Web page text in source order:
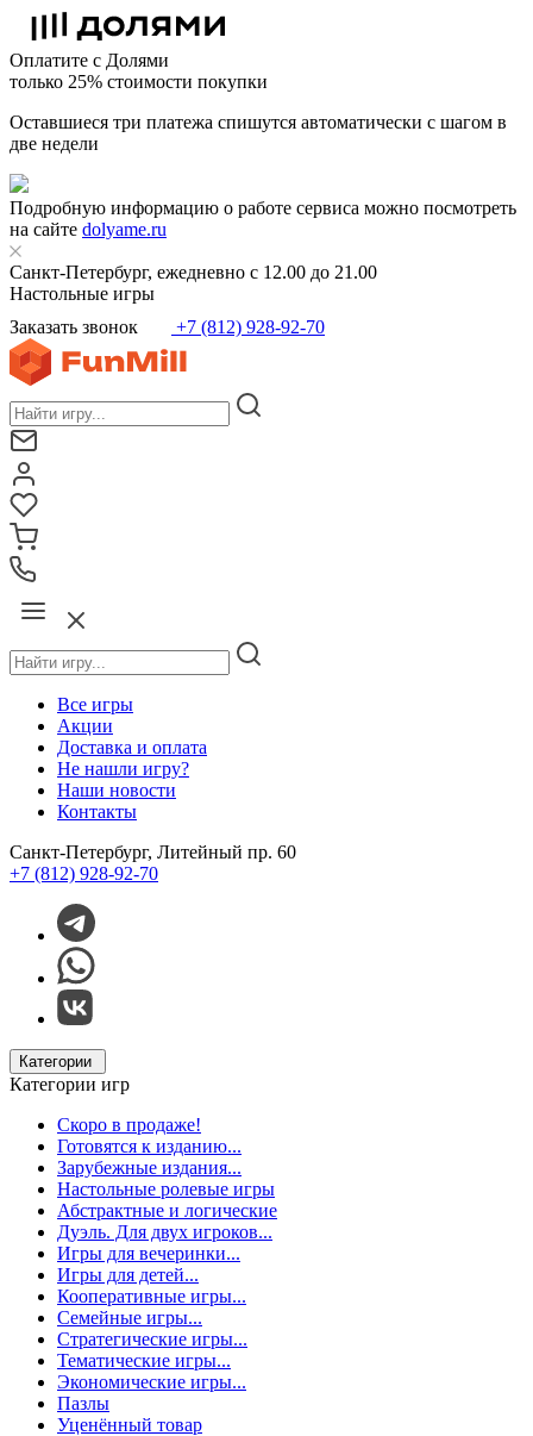
Оплатите с Долями
только 25% стоимости покупки
Оставшиеся три платежа спишутся автоматически с шагом в
две недели
Подробную информацию о работе сервиса можно посмотреть
на сайте dolyame.ru
Санкт-Петербург, ежедневно с 12.00 до 21.00
Настольные игры
Заказать звонок
+7 (812) 928-92-70
Все игры
Акции
Доставка и оплата
Не нашли игру?
Наши новости
Контакты
Санкт-Петербург, Литейный пр. 60
+7 (812) 928-92-70
Категории
Категории игр
Скоро в продаже!
Готовятся к изданию...
Зарубежные издания...
Настольные ролевые игры
Абстрактные и логические
Дуэль. Для двух игроков...
Игры для вечеринки...
Игры для детей...
Кооперативные игры...
Семейные игры...
Стратегические игры...
Тематические игры...
Экономические игры...
Пазлы
Уценённый товар